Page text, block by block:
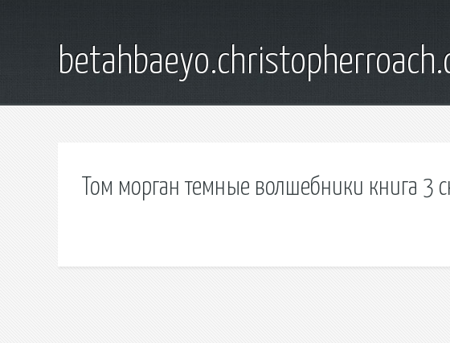
Том морган темные волшебники книга 3